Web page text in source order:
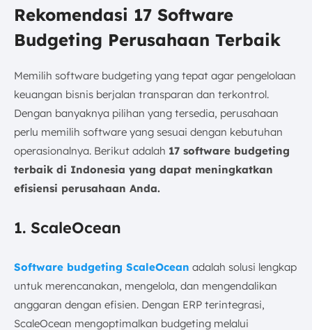
Rekomendasi 17 Software
Budgeting Perusahaan Terbaik
Memilih software budgeting yang tepat agar pengelolaan
keuangan bisnis berjalan transparan dan terkontrol.
Dengan banyaknya pilihan yang tersedia, perusahaan
perlu memilih software yang sesuai dengan kebutuhan
operasionalnya. Berikut adalah 17 software budgeting
terbaik di Indonesia yang dapat meningkatkan
efisiensi perusahaan Anda.
1. ScaleOcean
Software budgeting ScaleOcean adalah solusi lengkap
untuk merencanakan, mengelola, dan mengendalikan
anggaran dengan efisien. Dengan ERP terintegrasi,
ScaleOcean mengoptimalkan budgeting melalui